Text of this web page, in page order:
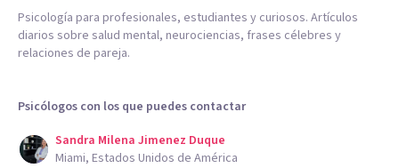
Psicología para profesionales, estudiantes y curiosos. Artículos
diarios sobre salud mental, neurociencias, frases célebres y
relaciones de pareja.
Psicólogos con los que puedes contactar
Sandra Milena Jimenez Duque
Miami, Estados Unidos de América